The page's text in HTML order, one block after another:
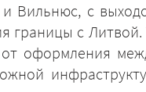
Вильнюс, с
границы с Литвой.
оформления